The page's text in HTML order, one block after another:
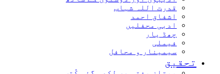
قدرت اللہ شہاب
اشفاق احمد
ادبی محفلیں
چھڈ یار
فیملی
سیمینار و محافل
تحقیق